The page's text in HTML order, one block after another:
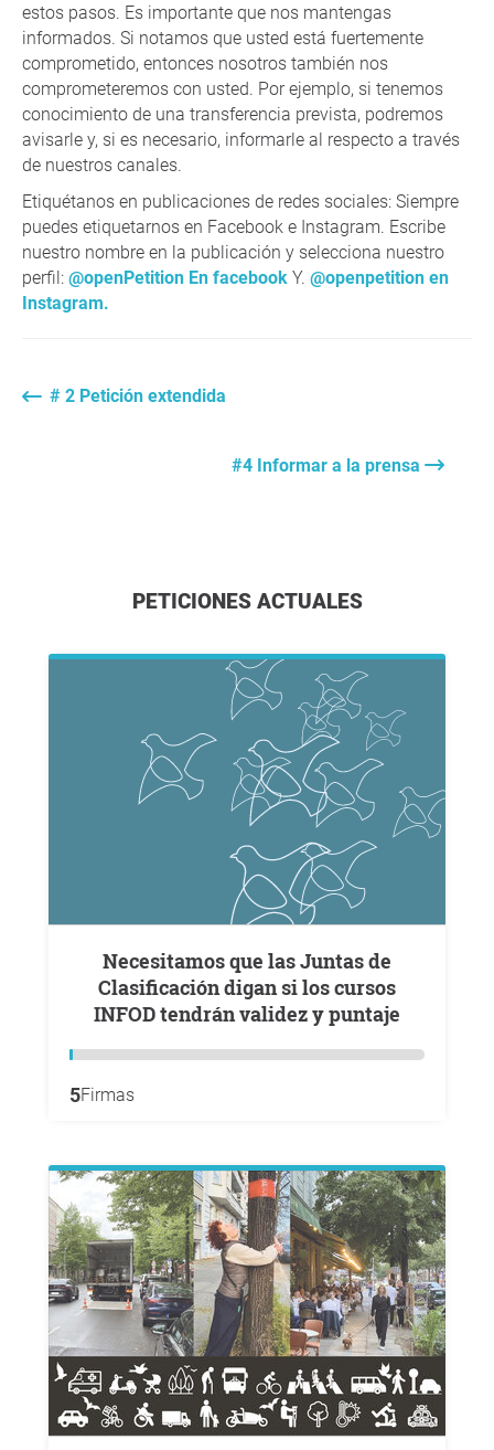
estos pasos. Es importante que nos mantengas
informados. Si notamos que usted está fuertemente
comprometido, entonces nosotros también nos
comprometeremos con usted. Por ejemplo, si tenemos
conocimiento de una transferencia prevista, podremos
avisarle y, si es necesario, informarle al respecto a través
de nuestros canales.
Etiquétanos en publicaciones de redes sociales: Siempre
puedes etiquetarnos en Facebook e Instagram. Escribe
nuestro nombre en la publicación y selecciona nuestro
perfil: @openPetition En facebook Y. @openpetition en
Instagram.
# 2 Petición extendida
#4 Informar a la prensa
PETICIONES ACTUALES
Necesitamos que las Juntas de
Clasificación digan si los cursos
INFOD tendrán validez y puntaje
5Firmas